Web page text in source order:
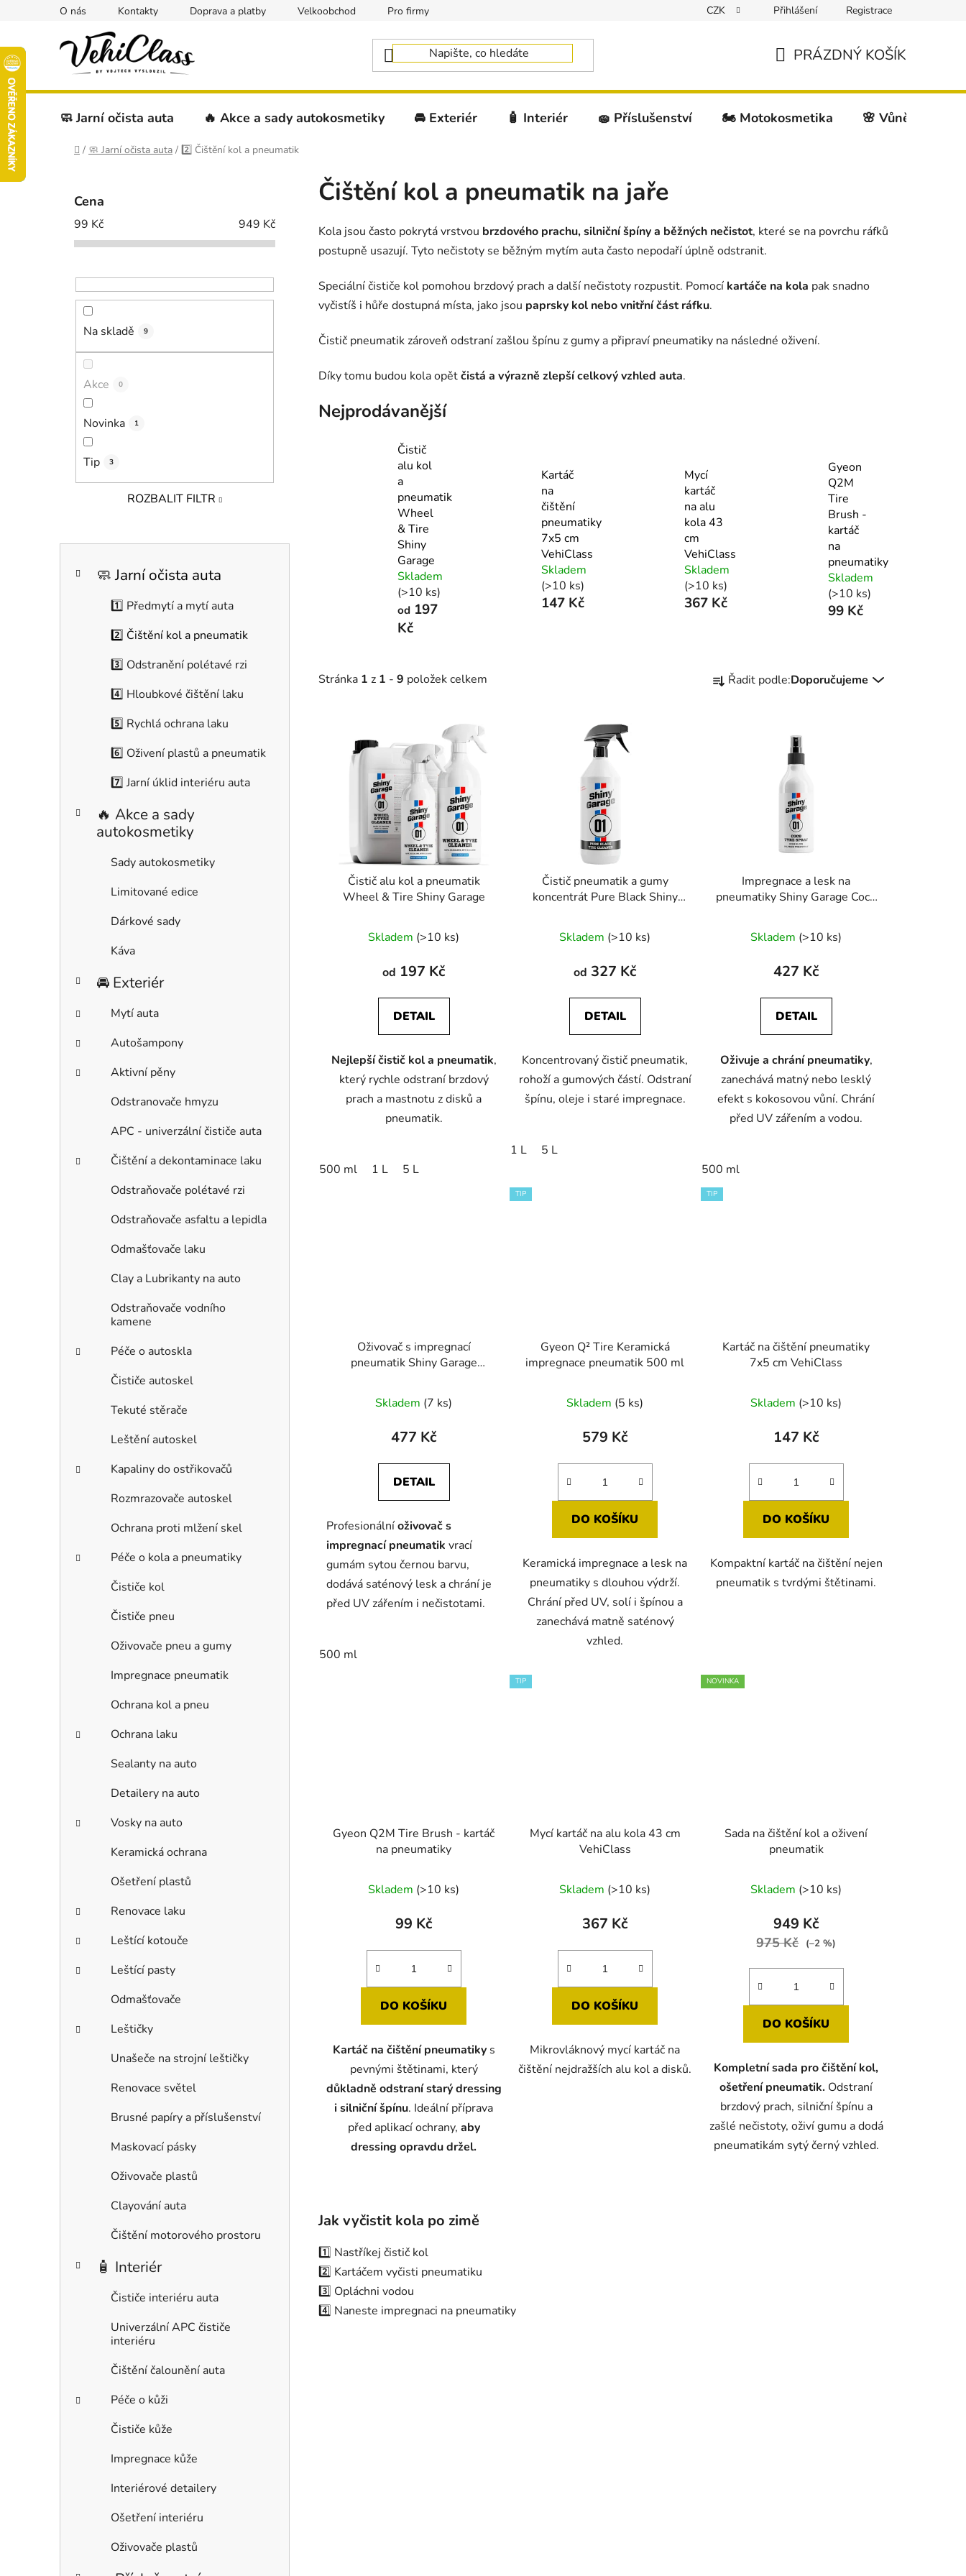
O nás Kontakty Doprava a platby Velkoobchod Pro firmy CZK Přihlášení Registrace
PRÁZDNÝ KOŠÍK
🧼 Jarní očista auta 🔥 Akce a sady autokosmetiky 🚘 Exteriér 🧴 Interiér 🧽 Příslušenství 🏍️ Motokosmetika 🌸 Vůně do auta
Domů
/ 🧼 Jarní očista auta / 2️⃣ Čištění kol a pneumatik
Cena
99 Kč 949 Kč
Na skladě 9
Akce 0
Novinka 1
Tip 3
ROZBALIT FILTR
kategorie
K
🧼 Jarní očista auta
1️⃣ Předmytí a mytí auta
2️⃣ Čištění kol a pneumatik
3️⃣ Odstranění polétavé rzi
4️⃣ Hloubkové čištění laku
5️⃣ Rychlá ochrana laku
6️⃣ Oživení plastů a pneumatik
7️⃣ Jarní úklid interiéru auta
🔥 Akce a sady
autokosmetiky
Sady autokosmetiky
Limitované edice
Dárkové sady
Káva
🚘 Exteriér
Mytí auta
Autošampony
Aktivní pěny
Odstranovače hmyzu
APC - univerzální čističe auta
Čištění a dekontaminace laku
Odstraňovače polétavé rzi
Odstraňovače asfaltu a lepidla
Odmašťovače laku
Clay a Lubrikanty na auto
Odstraňovače vodního
kamene
Péče o autoskla
Čističe autoskel
Tekuté stěrače
Leštění autoskel
Kapaliny do ostřikovačů
Rozmrazovače autoskel
Ochrana proti mlžení skel
Péče o kola a pneumatiky
Čističe kol
Čističe pneu
Oživovače pneu a gumy
Impregnace pneumatik
Ochrana kol a pneu
Ochrana laku
Sealanty na auto
Detailery na auto
Vosky na auto
Keramická ochrana
Ošetření plastů
Renovace laku
Leštící kotouče
Leštící pasty
Odmašťovače
Leštičky
Unašeče na strojní leštičky
Renovace světel
Brusné papíry a příslušenství
Maskovací pásky
Oživovače plastů
Clayování auta
Čištění motorového prostoru
🧴 Interiér
Čističe interiéru auta
Univerzální APC čističe
interiéru
Čištění čalounění auta
Péče o kůži
Čističe kůže
Impregnace kůže
Interiérové detailery
Ošetření interiéru
Oživovače plastů
Čištění kol a pneumatik na jaře
Kola jsou často pokrytá vrstvou brzdového prachu, silniční špíny a běžných nečistot, které se na povrchu ráfků
postupně usazují. Tyto nečistoty se běžným mytím auta často nepodaří úplně odstranit.
Speciální čističe kol pomohou brzdový prach a další nečistoty rozpustit. Pomocí kartáče na kola pak snadno
vyčistíš i hůře dostupná místa, jako jsou paprsky kol nebo vnitřní část ráfku.
Čistič pneumatik zároveň odstraní zašlou špínu z gumy a připraví pneumatiky na následné oživení.
Díky tomu budou kola opětčistá a výrazně zlepší celkový vzhled auta.
Nejprodávanější
Čistič
alu kol
a
pneumatik
Wheel
& Tire
Shiny
Garage
Skladem
(>10 ks)
od 197
Kč
Kartáč
na
čištění
pneumatiky
7x5 cm
VehiClass
Skladem
(>10 ks)
147 Kč
Mycí
kartáč
na alu
kola 43
cm
VehiClass
Skladem
(>10 ks)
367 Kč
Gyeon
Q2M
Tire
Brush -
kartáč
na
pneumatiky
Skladem
(>10 ks)
99 Kč
Stránka 1 z 1 - 9 položek celkem
a
t
Řadit podle:Doporučujeme
Čistič alu kol a pneumatik
Wheel & Tire Shiny Garage
hodnocení
produktu
5,0
z
hvězdiček.
Skladem (>10 ks)
od 197 Kč
DETAIL
Nejlepší čistič kol a pneumatik,
který rychle odstraní brzdový
prach a mastnotu z disků a
pneumatik.
500 ml 1 L 5 L
Čistič pneumatik a gumy
koncentrát Pure Black Shiny
Skladem (>10 ks)
od 327 Kč
DETAIL
Koncentrovaný čistič pneumatik,
rohoží a gumových částí. Odstraní
špínu, oleje i staré impregnace.
1 L 5 L
Impregnace a lesk na
pneumatiky Shiny Garage Coco
Skladem (>10 ks)
427 Kč
DETAIL
Oživuje a chrání pneumatiky,
zanechává matný nebo lesklý
efekt s kokosovou vůní. Chrání
před UV zářením a vodou.
500 ml
Oživovač s impregnací
pneumatik Shiny Garage
Skladem (7 ks)
477 Kč
DETAIL
Profesionálníoživovač s
impregnací pneumatik vrací
gumám sytou černou barvu,
dodává saténový lesk a chrání je
před UV zářením i nečistotami.
500 ml
TIP
Gyeon Q² Tire Keramická
impregnace pneumatik 500 ml
Skladem (5 ks)
579 Kč
DO KOŠÍKU
Keramická impregnace a lesk na
pneumatiky s dlouhou výdrží.
Chrání před UV, solí i špínou a
zanechává matně saténový
vzhled.
TIP
Kartáč na čištění pneumatiky
7x5 cm VehiClass
hodnocení
produktu
5,0
z
hvězdiček.
Skladem (>10 ks)
147 Kč
DO KOŠÍKU
Kompaktní kartáč na čištění nejen
pneumatik s tvrdými štětinami.
Gyeon Q2M Tire Brush - kartáč
na pneumatiky
hodnocení
produktu
5,0
z
hvězdiček.
Skladem (>10 ks)
99 Kč
DO KOŠÍKU
Kartáč na čištění pneumatikys
pevnými štětinami, který
důkladně odstraní starý dressing
i silniční špínu. Ideální příprava
před aplikací ochrany, aby
dressing opravdu držel.
TIP
Mycí kartáč na alu kola 43 cm
VehiClass
Skladem (>10 ks)
367 Kč
DO KOŠÍKU
Mikrovláknový mycí kartáč na
čištění nejdražších alu kol a disků.
NOVINKA
Sada na čištění kol a oživení
pneumatik
Skladem (>10 ks)
949 Kč
975 Kč (–2 %)
DO KOŠÍKU
Kompletní sada pro čištění kol,
ošetření pneumatik. Odstraní
brzdový prach, silniční špínu a
zašlé nečistoty, oživí gumu a dodá
pneumatikám sytý černý vzhled.
Jak vyčistit kola po zimě
1️⃣ Nastříkej čistič kol
2️⃣ Kartáčem vyčisti pneumatiku
3️⃣ Opláchni vodou
4️⃣ Naneste impregnaci na pneumatiky